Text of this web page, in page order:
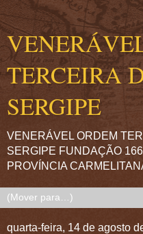
TERCEIRA
SERGIPE
VENERÁVEL ORDEM
SERGIPE FUNDAÇÃO
PROVÍNCIA
quarta-feira, 14 de agosto